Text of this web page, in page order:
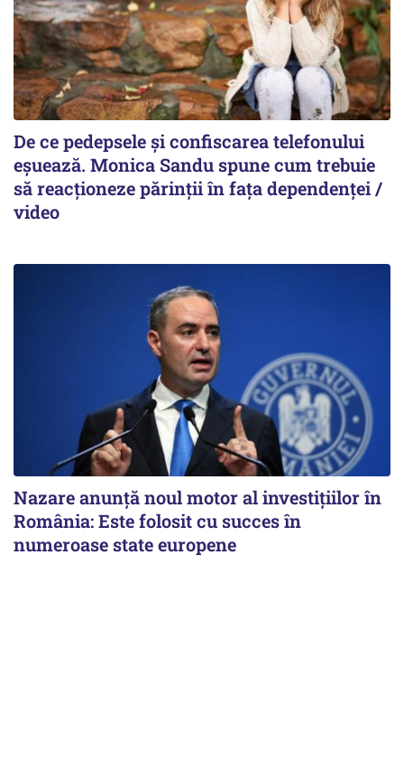
De ce pedepsele și confiscarea telefonului
eșuează. Monica Sandu spune cum trebuie
să reacționeze părinții în fața dependenței /
video
Nazare anunță noul motor al investițiilor în
România: Este folosit cu succes în
numeroase state europene